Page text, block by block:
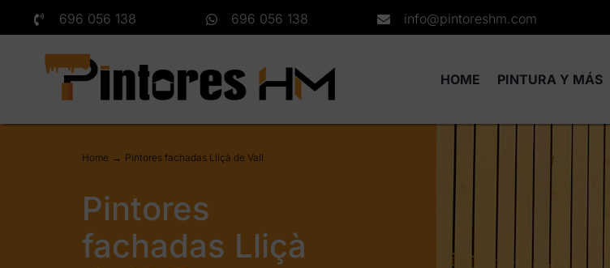
Saltar
al
contenido
696 056 138 696 056 138 info@pintoreshm.com
HOME PINTURA Y MÁS
Home Pintores fachadas Lliçà de Vall
Pintores
fachadas Lliçà